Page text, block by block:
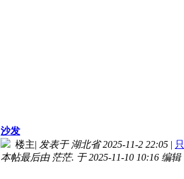
沙发
楼主| 发表于 湖北省 2025-11-2 22:05 |
本帖最后由 茫茫. 于 2025-11-10 10:16 编辑